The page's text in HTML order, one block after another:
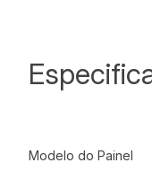
Modelo do Painel